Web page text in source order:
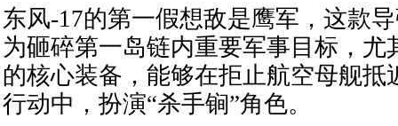
东风-17的第一假想敌是鹰军，这款
为砸碎第一岛链内重要军事目标，尤
的核心装备，能够在拒止航空母舰抵
行动中，扮演“杀手锏”角色。